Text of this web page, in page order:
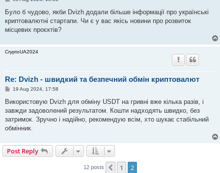
s
t
Було б чудово, якби Dvizh додали більше інформації про українські
криптовалютні стартапи. Чи є у вас якісь новини про розвиток
місцевих проєктів?
CryptoUA2024
Re: Dvizh - швидкий та безпечний обмін криптовалют
P
s
19 Aug 2024, 17:58
Використовую Dvizh для обміну USDT на гривні вже кілька разів, і
завжди задоволений результатом. Кошти надходять швидко, без
затримок. Зручно і надійно, рекомендую всім, хто шукає стабільний
обмінник.
Post Reply
12 posts Previous
1 2